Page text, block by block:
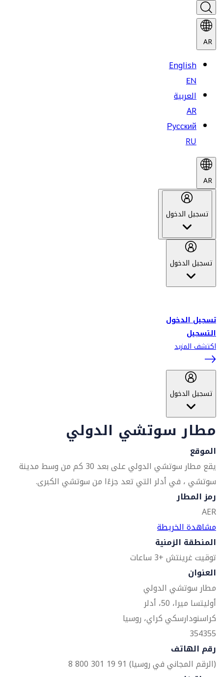
AR
English
EN
العربية
AR
Русский
RU
AR
تسجيل الدخول
تسجيل الدخول
تسجيل الدخول
التسجيل
اكتشف المزيد
تسجيل الدخول
مطار سوتشي الدولي
الموقع
يقع مطار سوتشي الدولي على بعد 30 كم من وسط مدينة
سوتشي ، في أدلر التي تعد جزءًا من سوتشي الكبرى.
رمز المطار
AER
مشاهدة الخريطة
المنطقة الزمنية
توقيت غرينتش +3 ساعات
العنوان
مطار سوتشي الدولي
أوليتسا ميرا، 50، أدلر
كراسنودارسكي كراي، روسيا
354355
رقم الهاتف
(الرقم المجاني في روسيا) 91 19 301 800 8